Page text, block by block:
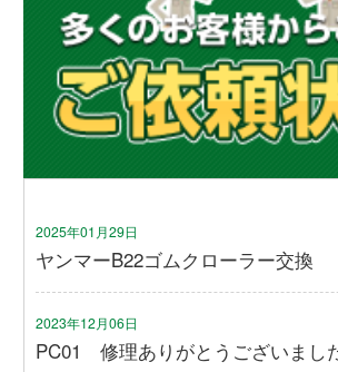
2025年01月29日
ヤンマーB22ゴムクローラー交換
2023年12月06日
PC01 修理ありがとうございました